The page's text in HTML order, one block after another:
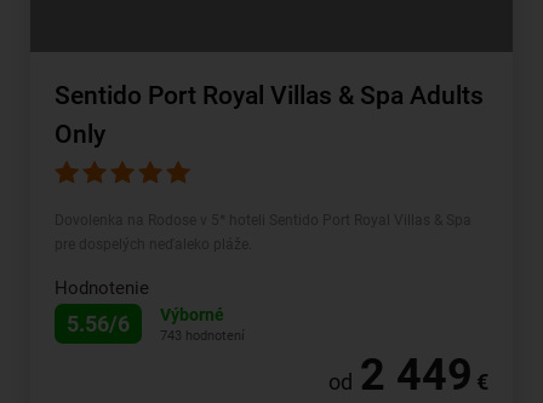
Sentido Port Royal Villas & Spa Adults
Only
Hodnotenie
5.56/6 Výborné
743 hodnotení
od 2 449 €